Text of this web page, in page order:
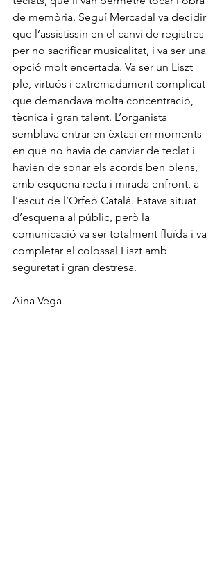
de memòria. Seguí Mercadal va decidir
que l’assistissin en el canvi de registres
per no sacrificar musicalitat, i va ser una
opció molt encertada. Va ser un Liszt
ple, virtuós i extremadament complicat
que demandava molta concentració,
tècnica i gran talent. L’organista
semblava entrar en èxtasi en moments
en què no havia de canviar de teclat i
havien de sonar els acords ben plens,
amb esquena recta i mirada enfront, a
l’escut de l’Orfeó Català. Estava situat
d’esquena al públic, però la
comunicació va ser totalment fluïda i va
completar el colossal Liszt amb
seguretat i gran destresa.
Aina Vega